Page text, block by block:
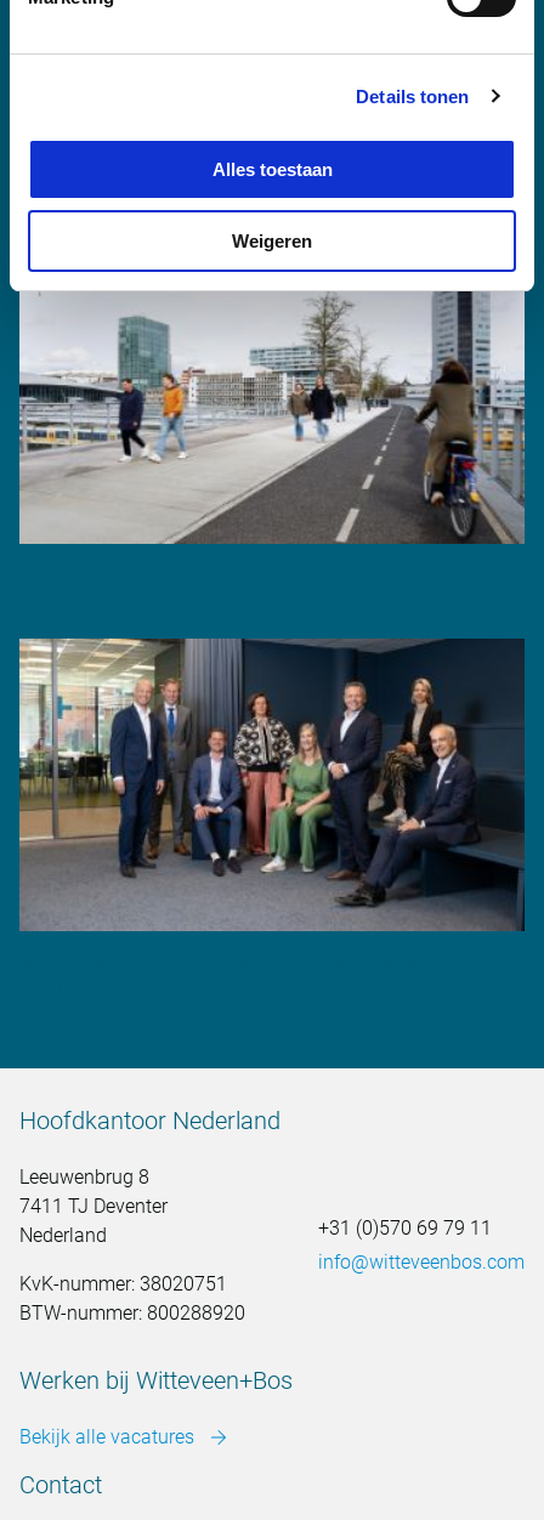
Details tonen
Alles toestaan
Weigeren
Witteveen+Bos: Groei met keuzes
Hoofdkantoor Nederland
Leeuwenbrug 8
7411 TJ Deventer
Nederland
KvK-nummer: 38020751
BTW-nummer: 800288920
+31 (0)570 69 79 11
info@witteveenbos.com
Werken bij Witteveen+Bos
Bekijk alle vacatures
Contact